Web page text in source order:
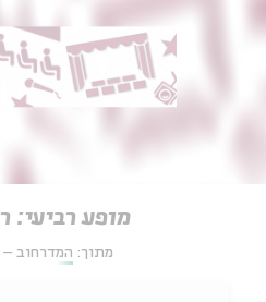
מופע רביעי:
מתוך: המדרחוב –